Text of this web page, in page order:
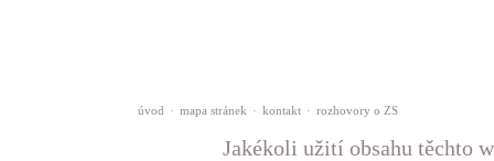
úvod · mapa stránek · kontakt · rozhovory o ZS
Jakékoli užití obsahu těchto